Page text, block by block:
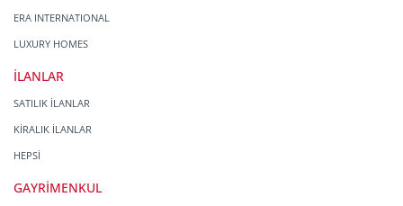
ERA INTERNATIONAL
LUXURY HOMES
İLANLAR
SATILIK İLANLAR
KİRALIK İLANLAR
HEPSİ
GAYRİMENKUL